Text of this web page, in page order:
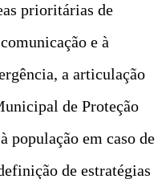
prioritárias de
e à
a articulação
de Proteção
população em caso de
de estratégias